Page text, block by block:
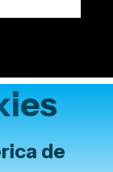
de